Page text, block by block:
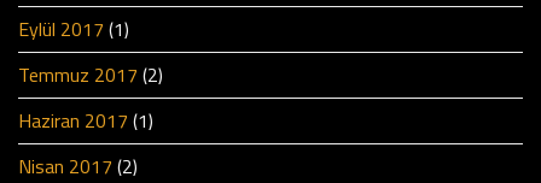
Eylül 2017 (1)
Temmuz 2017 (2)
Haziran 2017 (1)
Nisan 2017 (2)